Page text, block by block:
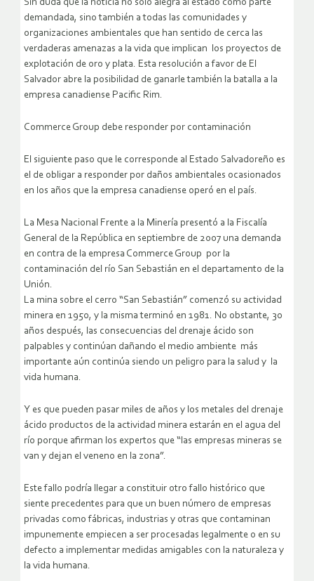
Sin duda que la noticia no solo alegra al estado como parte
demandada, sino también a todas las comunidades y
organizaciones ambientales que han sentido de cerca las
verdaderas amenazas a la vida que implican los proyectos de
explotación de oro y plata. Esta resolución a favor de El
Salvador abre la posibilidad de ganarle también la batalla a la
empresa canadiense Pacific Rim.
Commerce Group debe responder por contaminación
El siguiente paso que le corresponde al Estado Salvadoreño es
el de obligar a responder por daños ambientales ocasionados
en los años que la empresa canadiense operó en el país.
La Mesa Nacional Frente a la Minería presentó a la Fiscalía
General de la República en septiembre de 2007 una demanda
en contra de la empresa Commerce Group por la
contaminación del río San Sebastián en el departamento de la
Unión.
La mina sobre el cerro “San Sebastián” comenzó su actividad
minera en 1950, y la misma terminó en 1981. No obstante, 30
años después, las consecuencias del drenaje ácido son
palpables y continúan dañando el medio ambiente más
importante aún continúa siendo un peligro para la salud y la
vida humana.
Y es que pueden pasar miles de años y los metales del drenaje
ácido productos de la actividad minera estarán en el agua del
río porque afirman los expertos que “las empresas mineras se
van y dejan el veneno en la zona”.
Este fallo podría llegar a constituir otro fallo histórico que
siente precedentes para que un buen número de empresas
privadas como fábricas, industrias y otras que contaminan
impunemente empiecen a ser procesadas legalmente o en su
defecto a implementar medidas amigables con la naturaleza y
la vida humana.